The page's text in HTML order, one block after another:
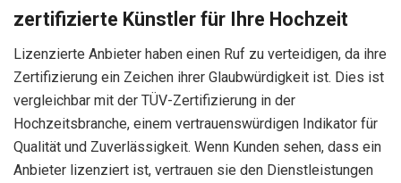
zertifizierte Künstler für Ihre Hochzeit
Lizenzierte Anbieter haben einen Ruf zu verteidigen, da ihre
Zertifizierung ein Zeichen ihrer Glaubwürdigkeit ist. Dies ist
vergleichbar mit der TÜV-Zertifizierung in der
Hochzeitsbranche, einem vertrauenswürdigen Indikator für
Qualität und Zuverlässigkeit. Wenn Kunden sehen, dass ein
Anbieter lizenziert ist, vertrauen sie den Dienstleistungen